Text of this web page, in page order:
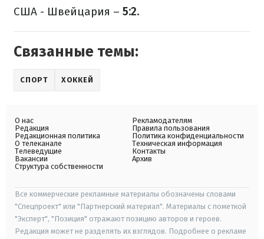
США - Швейцария – 5:2.
Связанные темы:
СПОРТ ХОККЕЙ
О нас
Редакция
Редакционная политика
О телеканале
Телеведущие
Вакансии
Структура собственности
Рекламодателям
Правила пользования
Политика конфиденциальности
Техническая информация
Контакты
Архив
Все коммерческие рекламные материалы обозначены словами
"Спецпроект" или "Партнерский материал". Материалы с пометкой
"Эксперт", "Позиция" отражают позицию авторов и героев.
Редакция может не разделять их взглядов. Подробнее о рекламе